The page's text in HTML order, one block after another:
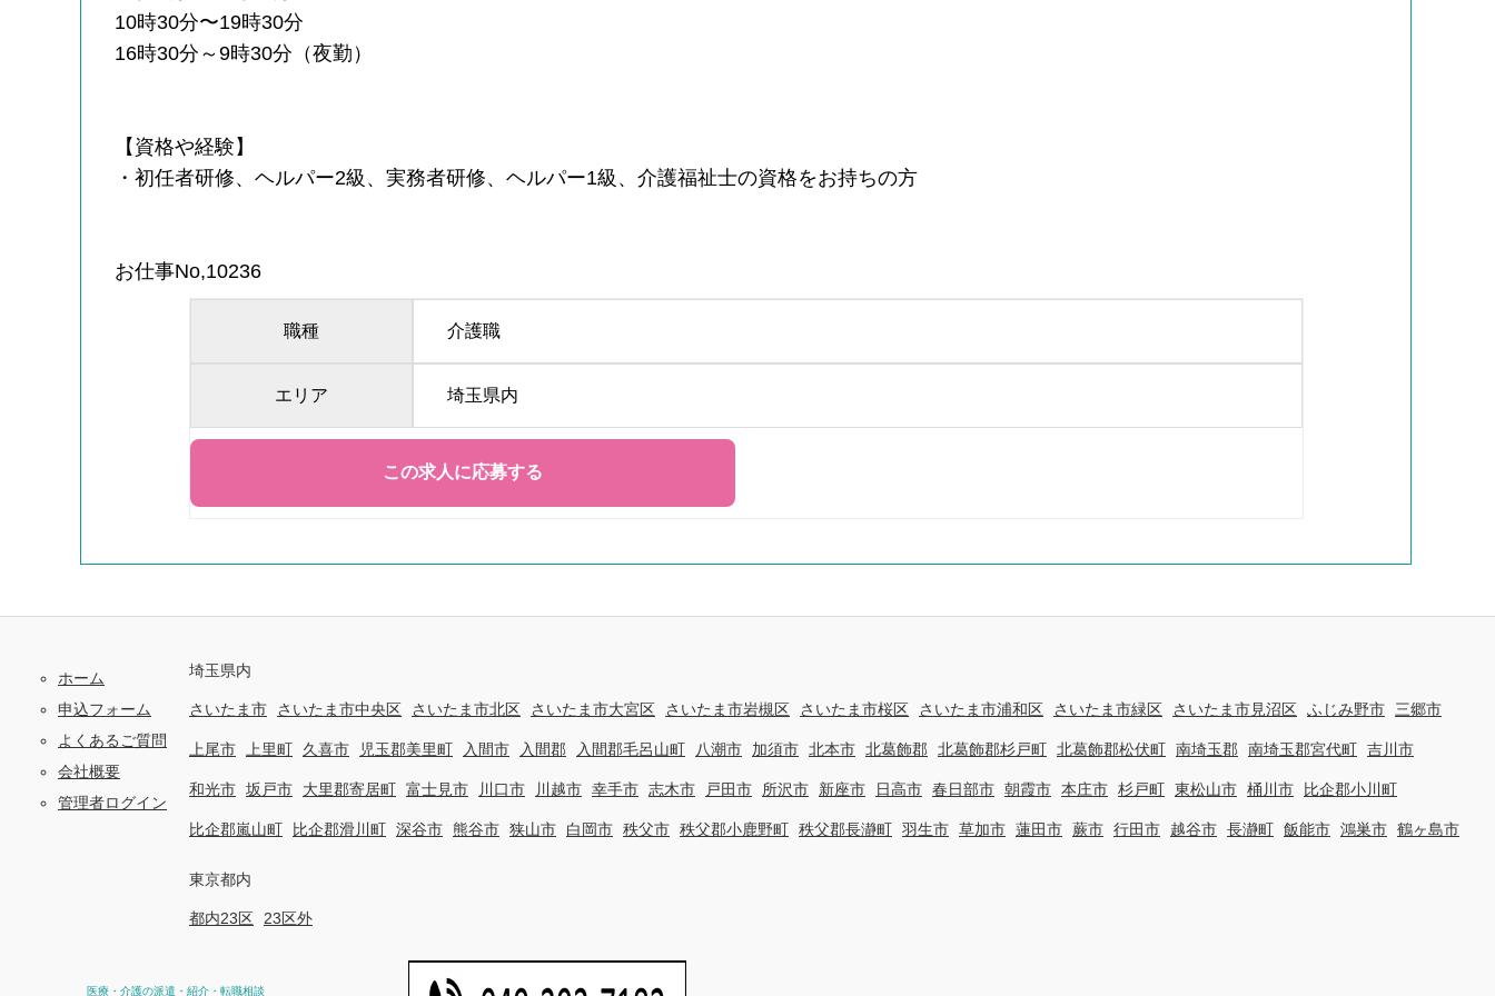
10時30分〜19時30分
16時30分～9時30分（夜勤）
【資格や経験】
・初任者研修、ヘルパー2級、実務者研修、ヘルパー1級、介護福祉士の資格をお持ちの方
お仕事No,10236
職種 介護職
エリア 埼玉県内
ホーム
申込フォーム
よくあるご質問
会社概要
管理者ログイン
埼玉県内
さいたま市 さいたま市中央区 さいたま市北区 さいたま市大宮区 さいたま市岩槻区 さいたま市桜区 さいたま市浦和区 さいたま市緑区 さいたま市見沼区 ふじみ野市 三郷市
上尾市 上里町 久喜市 児玉郡美里町 入間市 入間郡 入間郡毛呂山町 八潮市 加須市 北本市 北葛飾郡 北葛飾郡杉戸町 北葛飾郡松伏町 南埼玉郡 南埼玉郡宮代町 吉川市
和光市 坂戸市 大里郡寄居町 富士見市 川口市 川越市 幸手市 志木市 戸田市 所沢市 新座市 日高市 春日部市 朝霞市 本庄市 杉戸町 東松山市 桶川市 比企郡小川町
比企郡嵐山町 比企郡滑川町 深谷市 熊谷市 狭山市 白岡市 秩父市 秩父郡小鹿野町 秩父郡長瀞町 羽生市 草加市 蓮田市 蕨市 行田市 越谷市 長瀞町 飯能市 鴻巣市 鶴ヶ島市
東京都内
都内23区 23区外
医療・介護の派遣・紹介・転職相談